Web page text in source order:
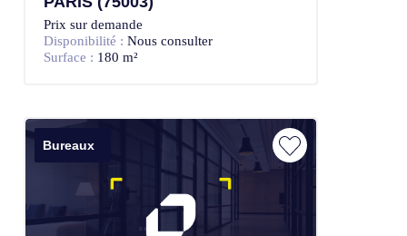
Prix sur demande
Disponibilité : Nous consulter
Surface : 180 m²
Bureaux